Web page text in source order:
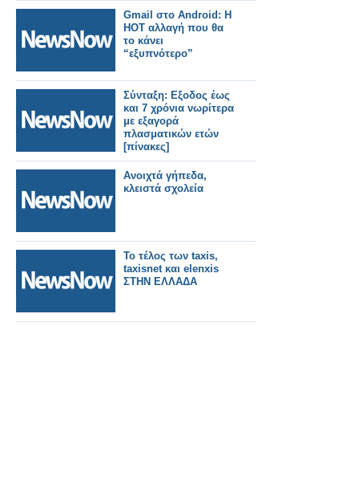
Gmail στο Android: H
HOT αλλαγή που θα
το κάνει
“εξυπνότερο”
Σύνταξη: Εξοδος έως
και 7 χρόνια νωρίτερα
με εξαγορά
πλασματικών ετών
[πίνακες]
Ανοιχτά γήπεδα,
κλειστά σχολεία
Το τέλος των taxis,
taxisnet και elenxis
ΣΤΗΝ ΕΛΛΑΔΑ